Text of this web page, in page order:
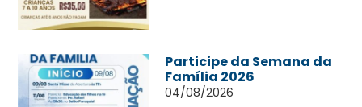
Participe da Semana da
Família 2026
04/08/2026